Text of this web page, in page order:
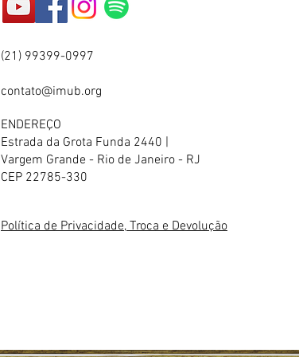
(21) 99399-0997
contato@imub.org
ENDEREÇO
Estrada da Grota Funda 2440 |
Vargem Grande - Rio de Janeiro - RJ
CEP 22785-330
Política de Privacidade, Troca e Devolução